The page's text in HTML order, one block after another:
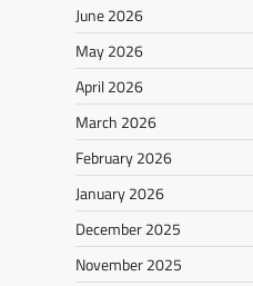
June 2026
May 2026
April 2026
March 2026
February 2026
January 2026
December 2025
November 2025